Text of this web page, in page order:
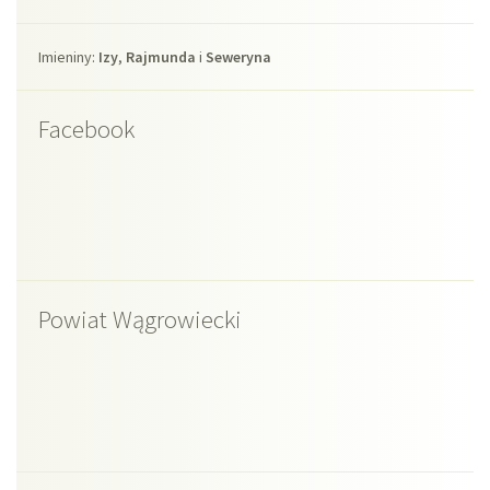
Imieniny
Imieniny: Izy, Rajmunda i Seweryna
Facebook
Powiat Wągrowiecki